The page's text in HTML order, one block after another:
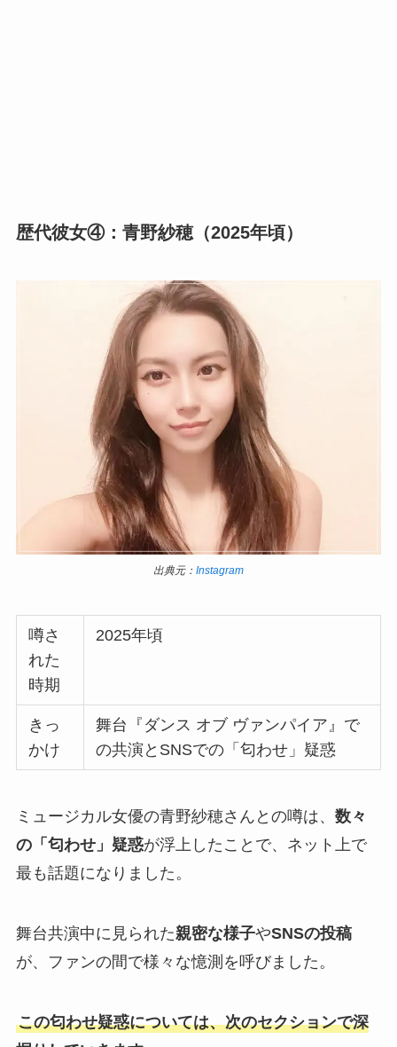
歴代彼女④：青野紗穂（2025年頃）
出典元： Instagram
噂さ
れた
時期
2025年頃
きっ
かけ
舞台『ダンス オブ ヴァンパイア』で
の共演とSNSでの「匂わせ」疑惑
ミュージカル女優の青野紗穂さんとの噂は、 数々
の「匂わせ」疑惑が浮上したことで、ネット上で
最も話題になりました。
舞台共演中に見られた親密な様子やSNSの投稿
が、ファンの間で様々な憶測を呼びました。
この匂わせ疑惑については、次のセクションで深